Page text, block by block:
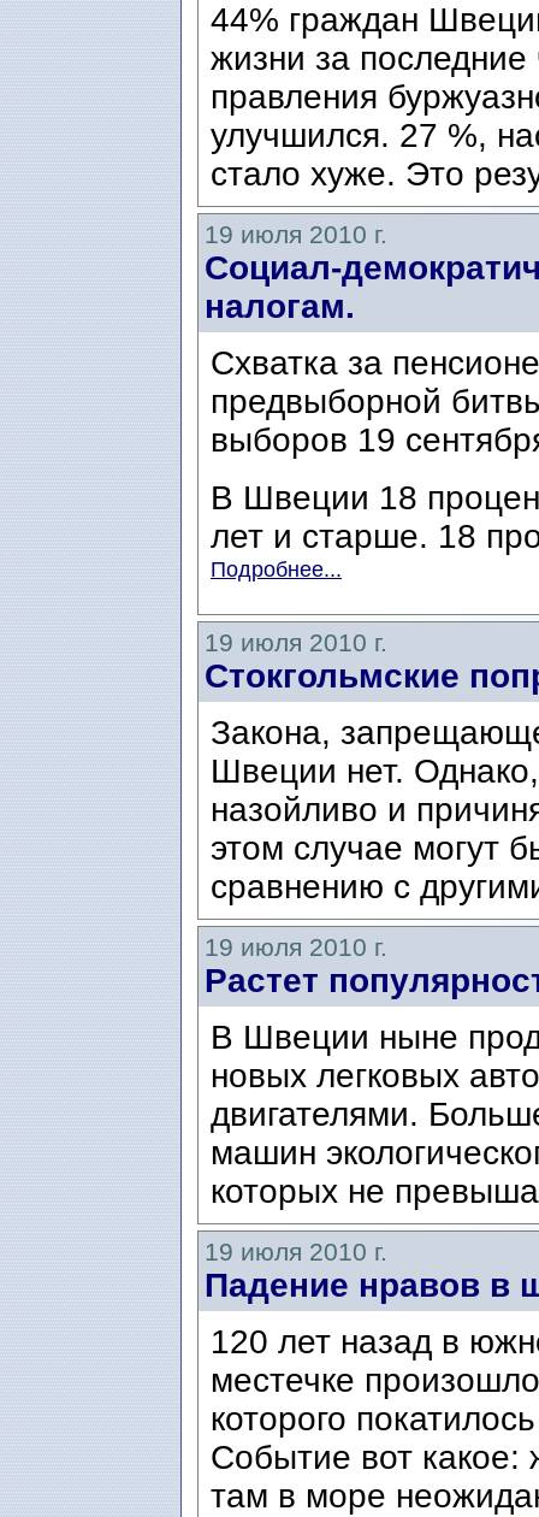
44% граждан
жизни за
правления
улучшился. 27 %,
стало хуже. Это
19 июля 2010 г.
Социал-
налогам.
Схватка за
предвыборной
выборов 19
В Швеции 18
лет и старше. 18
Подробнее...
19 июля 2010 г.
Стокгольмские
Закона,
Швеции нет.
назойливо и
этом случае могут
сравнению с
19 июля 2010 г.
Растет
В Швеции ныне
новых легковых
двигателями.
машин
которых не
19 июля 2010 г.
Падение нравов в
120 лет назад в
местечке
которого
Событие вот
там в море